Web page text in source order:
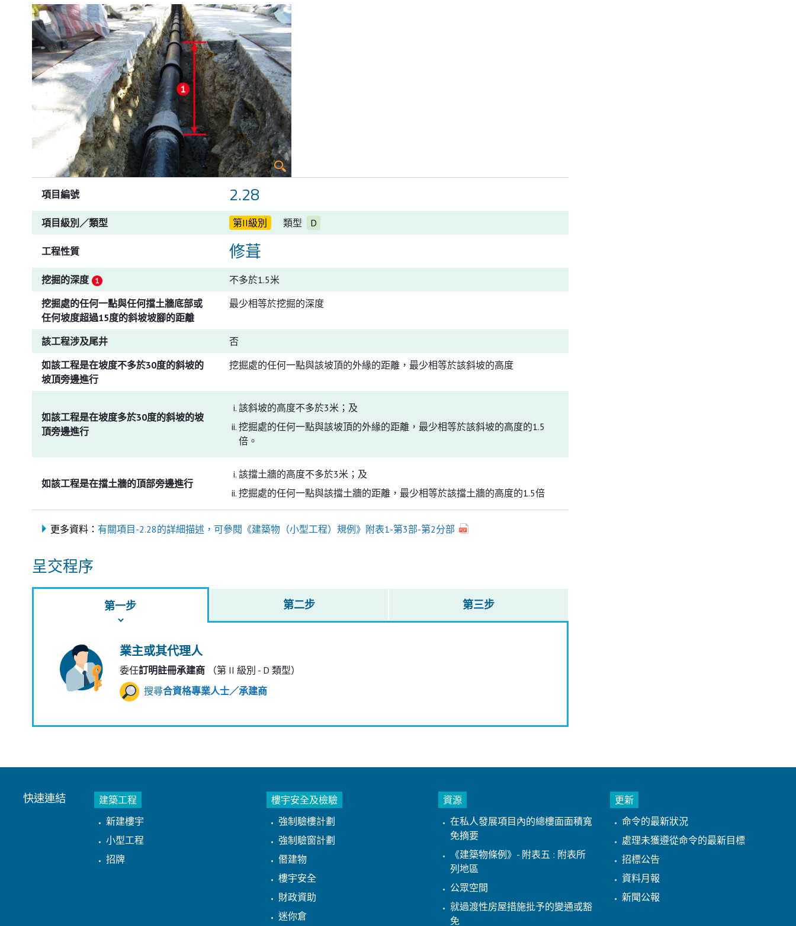
項目編號 2.28
項目級別／類型 第II級別 類型 D
工程性質 修葺
挖掘的深度
不多於1.5米
挖掘處的任何一點與任何擋土牆底部或
任何坡度超過15度的斜坡坡腳的距離
最少相等於挖掘的深度
該工程涉及尾井
否
如該工程是在坡度不多於30度的斜坡的
坡頂旁邊進行
挖掘處的任何一點與該坡頂的外緣的距離，最少相等於該斜坡的高度
如該工程是在坡度多於30度的斜坡的坡
頂旁邊進行
該斜坡的高度不多於3米；及
挖掘處的任何一點與該坡頂的外緣的距離，最少相等於該斜坡的高度的1.5
倍。
如該工程是在擋土牆的頂部旁邊進行
該擋土牆的高度不多於3米；及
挖掘處的任何一點與該擋土牆的距離，最少相等於該擋土牆的高度的1.5倍
更多資料： 有關項目-2.28的詳細描述，可參閱《建築物（小型工程）規例》附表1-第3部-第2分部
呈交程序
第一步 第二步 第三步
業主或其代理人
委任訂明註冊承建商（第 II 級別 - D 類型）
搜尋合資格專業人士／承建商
快速連結
建築工程
新建樓宇
小型工程
招牌
樓宇安全及檢驗
強制驗樓計劃
強制驗窗計劃
僭建物
樓宇安全
財政資助
迷你倉
資源
在私人發展項目內的總樓面面積寬
免摘要
《建築物條例》- 附表五 : 附表所
列地區
公眾空間
就過渡性房屋措施批予的變通或豁
免
更新
命令的最新狀況
處理未獲遵從命令的最新目標
招標公告
資料月報
新聞公報